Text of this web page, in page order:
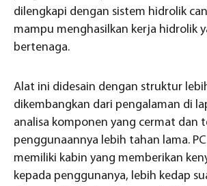
dilengkapi dengan sistem hidrolik
mampu menghasilkan kerja hidrolik
bertenaga.
Alat ini didesain dengan struktur
dikembangkan dari pengalaman di
analisa komponen yang cermat dan
penggunaannya lebih tahan lama.
memiliki kabin yang memberikan
kepada penggunanya, lebih kedap